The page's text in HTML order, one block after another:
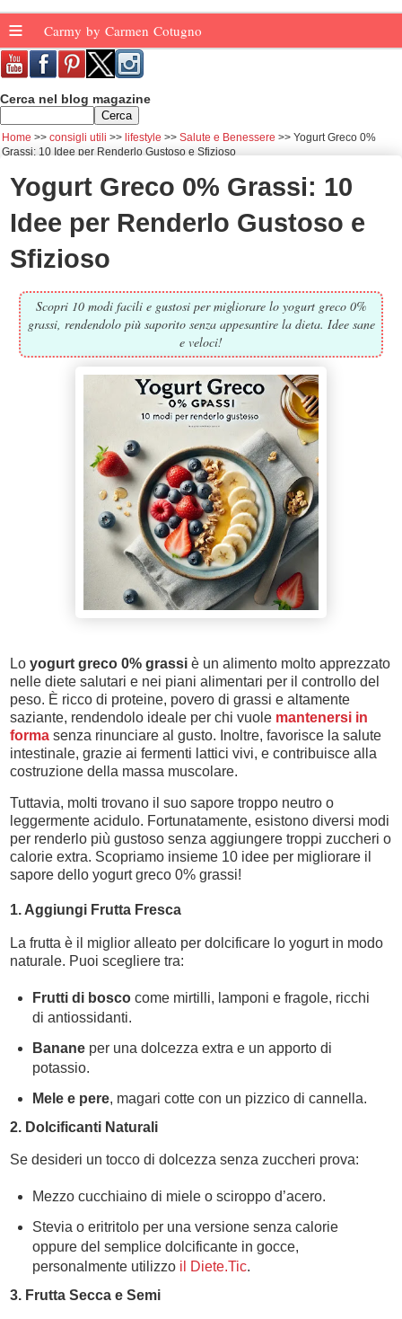
≡ Carmy by Carmen Cotugno
Cerca nel blog magazine
Home consigli utili lifestyle Salute e Benessere
Yogurt Greco 0%
Grassi: 10 Idee per Renderlo Gustoso e Sfizioso
Yogurt Greco 0% Grassi: 10
Idee per Renderlo Gustoso e
Sfizioso
Scopri 10 modi facili e gustosi per migliorare lo yogurt greco 0%
grassi, rendendolo più saporito senza appesantire la dieta. Idee sane
e veloci!
Lo yogurt greco 0% grassi è un alimento molto apprezzato
nelle diete salutari e nei piani alimentari per il controllo del
peso. È ricco di proteine, povero di grassi e altamente
saziante, rendendolo ideale per chi vuole mantenersi in
forma senza rinunciare al gusto. Inoltre, favorisce la salute
intestinale, grazie ai fermenti lattici vivi, e contribuisce alla
costruzione della massa muscolare.
Tuttavia, molti trovano il suo sapore troppo neutro o
leggermente acidulo. Fortunatamente, esistono diversi modi
per renderlo più gustoso senza aggiungere troppi zuccheri o
calorie extra. Scopriamo insieme 10 idee per migliorare il
sapore dello yogurt greco 0% grassi!
1. Aggiungi Frutta Fresca
La frutta è il miglior alleato per dolcificare lo yogurt in modo
naturale. Puoi scegliere tra:
Frutti di boscocome mirtilli, lamponi e fragole, ricchi
di antiossidanti.
Bananeper una dolcezza extra e un apporto di
potassio.
Mele e pere, magari cotte con un pizzico di cannella.
2. Dolcificanti Naturali
Se desideri un tocco di dolcezza senza zuccheri prova:
Mezzo cucchiaino di miele o sciroppo d’acero.
Stevia o eritritolo per una versione senza calorie
oppure del semplice dolcificante in gocce,
personalmente utilizzo il Diete.Tic.
3. Frutta Secca e Semi